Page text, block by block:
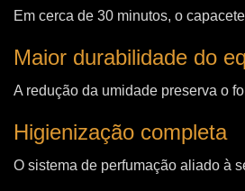
Em cerca de 30 minutos, o
Maior durabilidade do
A redução da umidade preserva o
Higienização completa
O sistema de perfumação aliado à